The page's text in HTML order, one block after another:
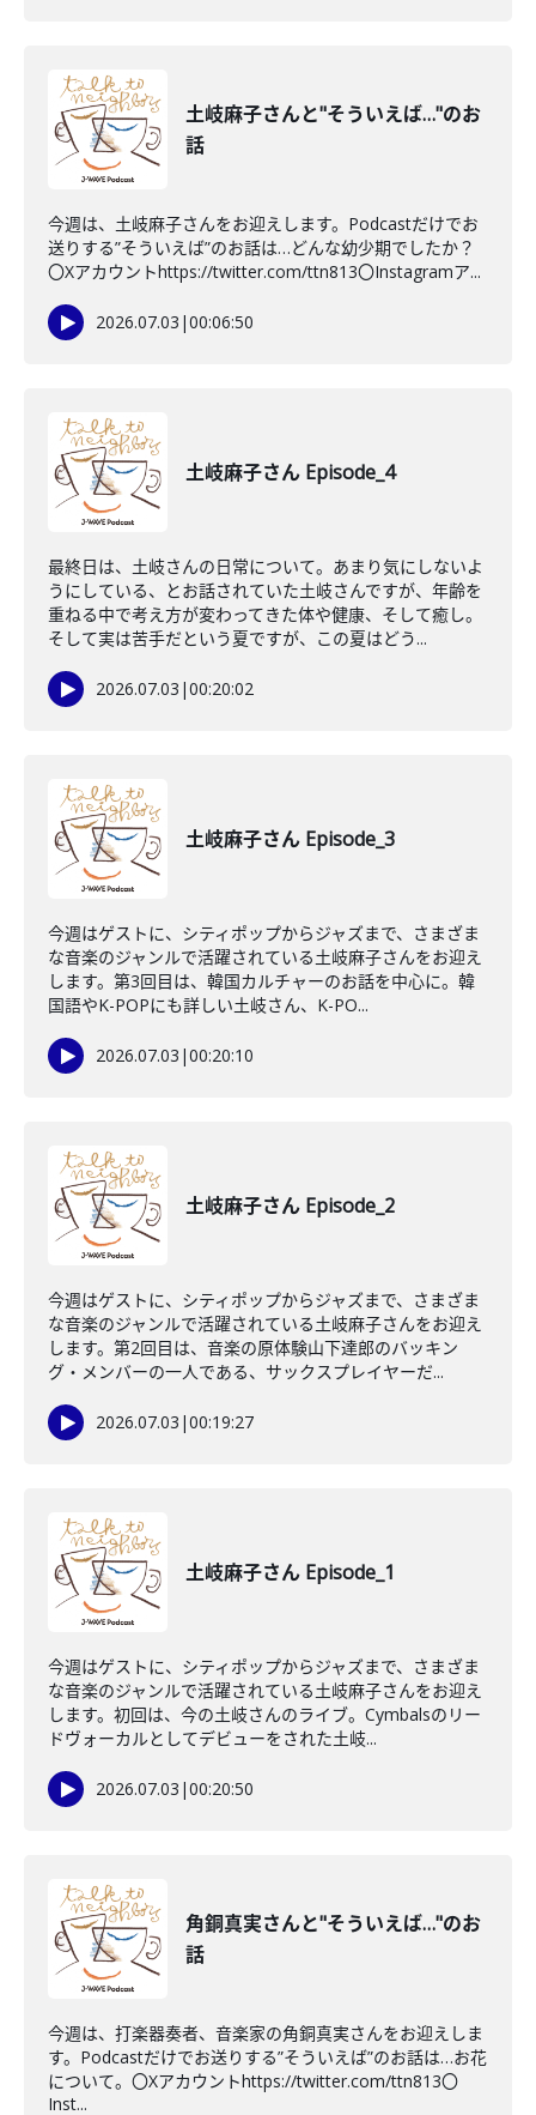
土岐麻子さんと"そういえば…"のお
話
今週は、土岐麻子さんをお迎えします。Podcastだけでお
送りする”そういえば”のお話は…どんな幼少期でしたか？
〇Xアカウントhttps://twitter.com/ttn813〇Instagramア...
2026.07.03 |00:06:50
土岐麻子さん Episode_4
最終日は、土岐さんの日常について。あまり気にしないよ
うにしている、とお話されていた土岐さんですが、年齢を
重ねる中で考え方が変わってきた体や健康、そして癒し。
そして実は苦手だという夏ですが、この夏はどう...
2026.07.03 |00:20:02
土岐麻子さん Episode_3
今週はゲストに、シティポップからジャズまで、さまざま
な音楽のジャンルで活躍されている土岐麻子さんをお迎え
します。第3回目は、韓国カルチャーのお話を中心に。韓
国語やK-POPにも詳しい土岐さん、K-PO...
2026.07.03 |00:20:10
土岐麻子さん Episode_2
今週はゲストに、シティポップからジャズまで、さまざま
な音楽のジャンルで活躍されている土岐麻子さんをお迎え
します。第2回目は、音楽の原体験山下達郎のバッキン
グ・メンバーの一人である、サックスプレイヤーだ...
2026.07.03 |00:19:27
土岐麻子さん Episode_1
今週はゲストに、シティポップからジャズまで、さまざま
な音楽のジャンルで活躍されている土岐麻子さんをお迎え
します。初回は、今の土岐さんのライブ。Cymbalsのリー
ドヴォーカルとしてデビューをされた土岐...
2026.07.03 |00:20:50
角銅真実さんと"そういえば…"のお
話
今週は、打楽器奏者、音楽家の角銅真実さんをお迎えしま
す。Podcastだけでお送りする”そういえば”のお話は…お花
について。〇Xアカウントhttps://twitter.com/ttn813〇
Inst...